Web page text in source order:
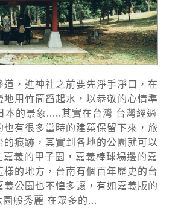
道，進神社之前要先淨手淨口，在
用竹筒舀起水，以恭敬的心情準
本的景象.....其實在台灣 台灣經過
也有很多當時的建築保留下來，旅
的痕跡，其實到各地的公園就可以
義的甲子園，嘉義棒球場邊的嘉
樣的地方，台南有個百年歷史的台
義公園也不惶多讓，有如嘉義版的
園般秀麗 在眾多的...